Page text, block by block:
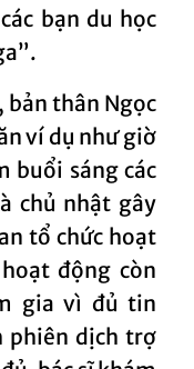
bạn du học
thân Ngọc
ví dụ như giờ
buổi sáng các
chủ nhật gây
tổ chức hoạt
động còn
gia vì đủ tin
phiên dịch trợ